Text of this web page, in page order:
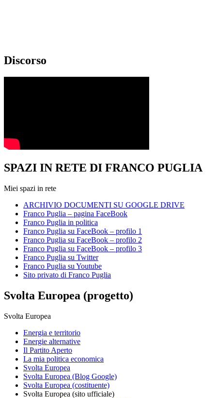
Discorso
SPAZI IN RETE DI FRANCO PUGLIA
Miei spazi in rete
ARCHIVIO DOCUMENTI SU GOOGLE DRIVE
Franco Puglia – pagina FaceBook
Franco Puglia in politica
Franco Puglia su FaceBook – profilo 1
Franco Puglia su FaceBook – profilo 2
Franco Puglia su FaceBook – profilo 3
Franco Puglia su Twitter
Franco Puglia su Youtube
Sito privato di Franco Puglia
Svolta Europea (progetto)
Svolta Europea
Energia e territorio
Energie alternative
Il Partito Aperto
La mia politica economica
Svolta Europea
Svolta Europea (Blog Google)
Svolta Europea (costituente)
Svolta Europea (sito ufficiale)